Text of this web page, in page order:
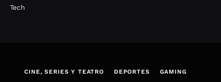
Tech
CINE, SERIES Y TEATRO DEPORTES GAMING